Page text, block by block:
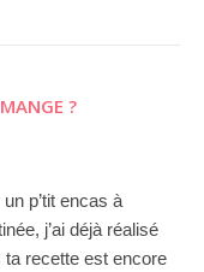
?
p’tit encas à
j’ai déjà réalisé
recette est encore